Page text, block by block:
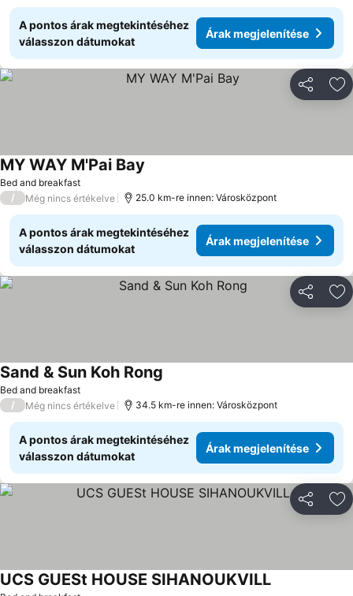
A pontos árak megtekintéséhez
válasszon dátumokat
Árak megjelenítése
Bed and breakfast
MY WAY M'Pai Bay
/ Még nincs értékelve 25.0 km-re innen: Városközpont
A pontos árak megtekintéséhez
válasszon dátumokat
Árak megjelenítése
Bed and breakfast
Sand & Sun Koh Rong
/ Még nincs értékelve 34.5 km-re innen: Városközpont
A pontos árak megtekintéséhez
válasszon dátumokat
Árak megjelenítése
UCS GUESt HOUSE SIHANOUKVILLÁrak